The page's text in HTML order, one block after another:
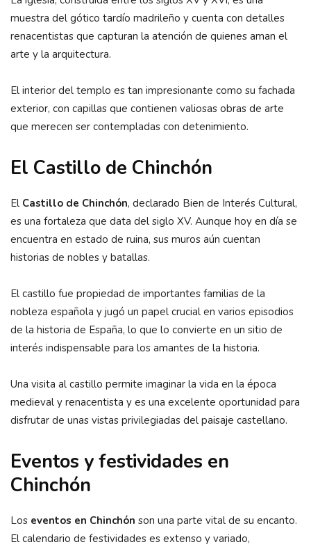
muestra del gótico tardío madrileño y cuenta con detalles
renacentistas que capturan la atención de quienes aman el
arte y la arquitectura.
El interior del templo es tan impresionante como su fachada
exterior, con capillas que contienen valiosas obras de arte
que merecen ser contempladas con detenimiento.
El Castillo de Chinchón
El Castillo de Chinchón, declarado Bien de Interés Cultural,
es una fortaleza que data del siglo XV. Aunque hoy en día se
encuentra en estado de ruina, sus muros aún cuentan
historias de nobles y batallas.
El castillo fue propiedad de importantes familias de la
nobleza española y jugó un papel crucial en varios episodios
de la historia de España, lo que lo convierte en un sitio de
interés indispensable para los amantes de la historia.
Una visita al castillo permite imaginar la vida en la época
medieval y renacentista y es una excelente oportunidad para
disfrutar de unas vistas privilegiadas del paisaje castellano.
Eventos y festividades en
Chinchón
Los eventos en Chinchón son una parte vital de su encanto.
El calendario de festividades es extenso y variado,